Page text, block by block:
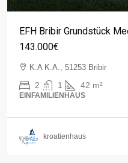
EFH Bribir Grundstück
143.000€
K.A K.A., 51253 Bribir
2 1 42 m²
EINFAMILIENHAUS
kroatienhaus